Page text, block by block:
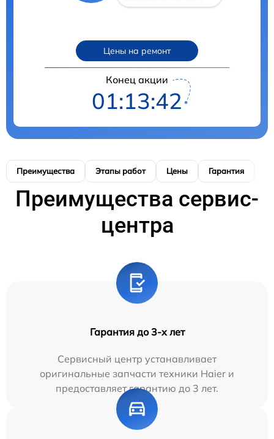
Цены на ремонт
Конец акции
01:13:41
Преимущества Этапы работ Цены Гарантия
Преимущества сервис-
центра
Гарантия до 3-х лет
Сервисный центр устанавливает
оригинальные запчасти техники Haier и
предоставляет гарантию до 3 лет.